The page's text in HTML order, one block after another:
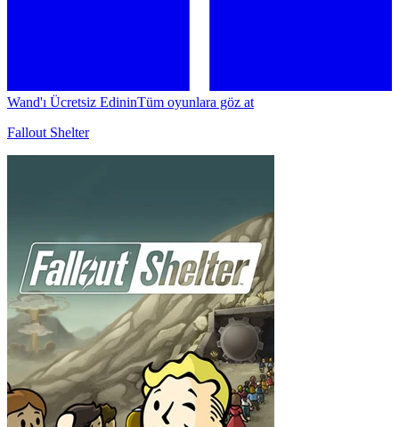
Wand'ı Ücretsiz EdininTüm oyunlara göz at
Fallout Shelter